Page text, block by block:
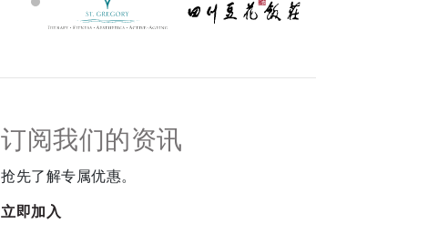
订阅我们的资讯
抢先了解专属优惠。
立即加入